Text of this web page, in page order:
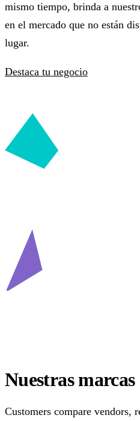
mismo tiempo, brinda a
en el mercado que no están
lugar.
Destaca tu negocio
Nuestras marcas
Customers compare vendors,